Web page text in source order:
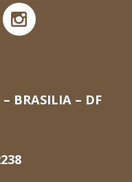
– BRASILIA – DF